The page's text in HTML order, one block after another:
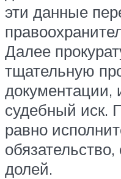
эти данные
Далее
тщательную
документации,
судебный иск.
равно
долей.